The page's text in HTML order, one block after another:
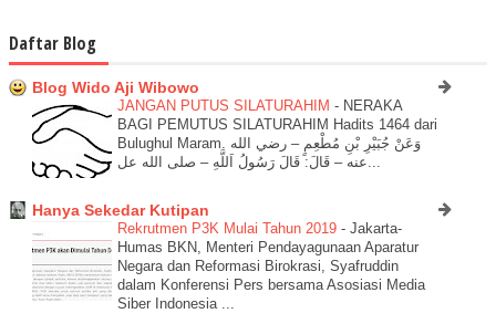
Daftar Blog
Blog Wido Aji Wibowo
JANGAN PUTUS SILATURAHIM - NERAKA
BAGI PEMUTUS SILATURAHIM Hadits 1464 dari
Bulughul Maram. وَعَنْ جُبَيْرِ بْنِ مُطْعِمٍ – رضي الله
Hanya Sekedar Kutipan
Rekrutmen P3K Mulai Tahun 2019 - Jakarta-
Humas BKN, Menteri Pendayagunaan Aparatur
Negara dan Reformasi Birokrasi, Syafruddin
dalam Konferensi Pers bersama Asosiasi Media
Siber Indonesia ...